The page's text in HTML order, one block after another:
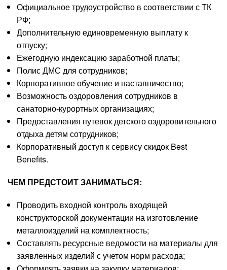
Официальное трудоустройство в соответствии с ТК
РФ;
Дополнительную единовременную выплату к
отпуску;
Ежегодную индексацию заработной платы;
Полис ДМС для сотрудников;
Корпоративное обучение и наставничество;
Возможность оздоровления сотрудников в
санаторно-курортных организациях;
Предоставления путевок детского оздоровительного
отдыха детям сотрудников;
Корпоративный доступ к сервису скидок Best
Benefits.
ЧЕМ ПРЕДСТОИТ ЗАНИМАТЬСЯ:
Проводить входной контроль входящей
конструкторской документации на изготовление
металлоизделий на комплектность;
Составлять ресурсные ведомости на материалы для
заявленных изделий с учетом норм расхода;